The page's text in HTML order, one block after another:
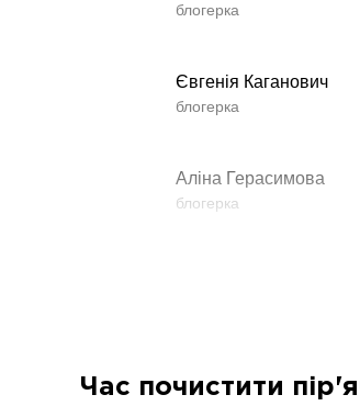
блогерка
Євгенія Каганович
блогерка
Аліна Герасимова
блогерка
радник з питань
Час почистити